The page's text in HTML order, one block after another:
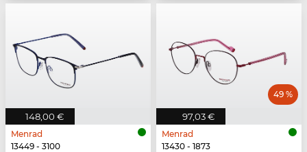
148,00 €
Menrad
13449 - 3100
97,03 €
49 %
Menrad
13430 - 1873